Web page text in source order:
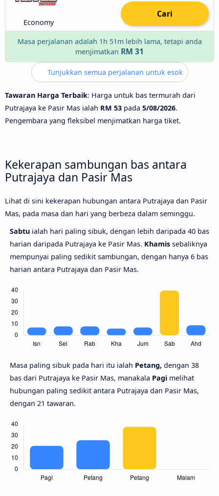
Economy
Cari
Masa perjalanan adalah 1h 51m lebih lama, tetapi anda
menjimatkan RM 31
Tunjukkan semua perjalanan untuk esok
Tawaran Harga Terbaik: Harga untuk bas termurah dari
Putrajaya ke Pasir Mas ialah RM 53 pada 5/08/2026.
Pengembara yang fleksibel menjimatkan harga tiket.
Kekerapan sambungan bas antara
Putrajaya dan Pasir Mas
Lihat di sini kekerapan hubungan antara Putrajaya dan Pasir
Mas, pada masa dan hari yang berbeza dalam seminggu.
Sabtu ialah hari paling sibuk, dengan lebih daripada 40 bas
harian daripada Putrajaya ke Pasir Mas. Khamis sebaliknya
mempunyai paling sedikit sambungan, dengan hanya 6 bas
harian antara Putrajaya dan Pasir Mas.
Masa paling sibuk pada hari itu ialah Petang, dengan 38
bas dari Putrajaya ke Pasir Mas, manakala Pagi melihat
hubungan paling sedikit antara Putrajaya dan Pasir Mas,
dengan 21 tawaran.